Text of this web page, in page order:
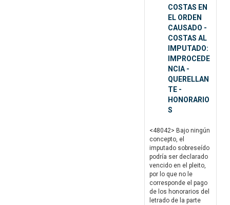
COSTAS EN
EL ORDEN
CAUSADO -
COSTAS AL
IMPUTADO:
IMPROCEDE
NCIA -
QUERELLAN
TE -
HONORARIO
S
<48042> Bajo ningún
concepto, el
imputado sobreseído
podría ser declarado
vencido en el pleito,
por lo que no le
corresponde el pago
de los honorarios del
letrado de la parte